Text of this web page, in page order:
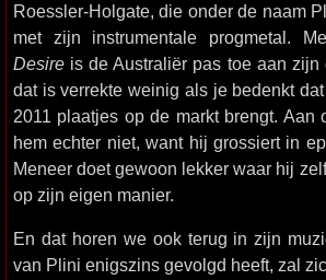
Roessler-Holgate, die onder de naam
met zijn instrumentale progmetal.
Desire is de Australiër pas toe aan zijn
dat is verrekte weinig als je bedenkt
2011 plaatjes op de markt brengt. Aan
hem echter niet, want hij grossiert in
Meneer doet gewoon lekker waar hij
op zijn eigen manier.
En dat horen we ook terug in zijn
van Plini enigszins gevolgd heeft, zal